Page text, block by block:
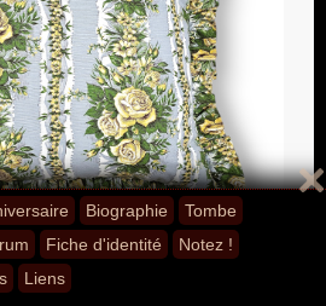
Biographie
Tombe
Fiche d'identité
Notez !
Liens